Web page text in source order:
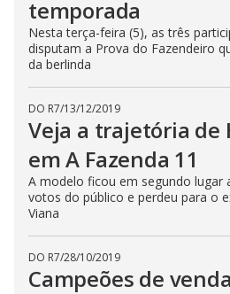
temporada
Nesta terça-feira (5), as três
disputam a Prova do Fazendeiro
da berlinda
DO R7/13/12/2019
Veja a trajetória de
em A Fazenda 11
A modelo ficou em segundo lugar
votos do público e perdeu para o
Viana
DO R7/28/10/2019
Campeões de